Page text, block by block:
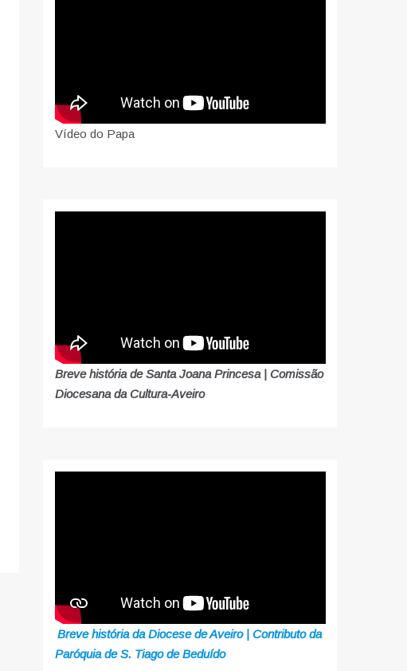
Vídeo do Papa
Breve história de Santa Joana Princesa | Comissão
Diocesana da Cultura-Aveiro
Breve história da Diocese de Aveiro | Contributo da
Paróquia de S. Tiago de Beduído